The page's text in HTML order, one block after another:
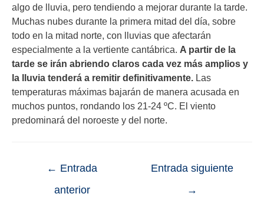
algo de lluvia, pero tendiendo a mejorar durante la tarde.
Muchas nubes durante la primera mitad del día, sobre
todo en la mitad norte, con lluvias que afectarán
especialmente a la vertiente cantábrica. A partir de la
tarde se irán abriendo claros cada vez más amplios y
la lluvia tenderá a remitir definitivamente. Las
temperaturas máximas bajarán de manera acusada en
muchos puntos, rondando los 21-24 ºC. El viento
predominará del noroeste y del norte.
← Entrada
anterior
Entrada siguiente
→